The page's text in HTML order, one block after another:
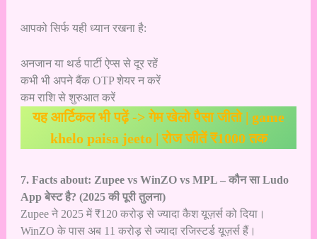
आपको सिर्फ यही ध्यान रखना है:
अनजान या थर्ड पार्टी ऐप्स से दूर रहें
कभी भी अपने बैंक OTP शेयर न करें
कम राशि से शुरुआत करें
यह आर्टिकल भी पढ़ें ->गेम खेलो पैसा जीतो | game
khelo paisa jeeto | रोज जीतें ₹1000 तक
7. Facts about: Zupee vs WinZO vs MPL – कौन सा Ludo
App बेस्ट है? (2025 की पूरी तुलना)
Zupee ने 2025 में ₹120 करोड़ से ज्यादा कैश यूज़र्स को दिया।
WinZO के पास अब 11 करोड़ से ज्यादा रजिस्टर्ड यूज़र्स हैं।